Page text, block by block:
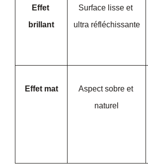
Effet
brillant
Surface lisse et
ultra réfléchissante
Effet mat
Aspect sobre et
naturel